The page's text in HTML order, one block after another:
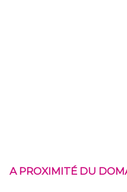
A PROXIMITÉ DU